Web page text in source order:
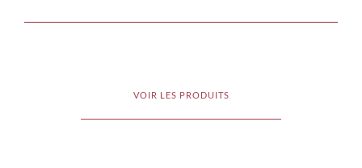
VOIR LES PRODUITS